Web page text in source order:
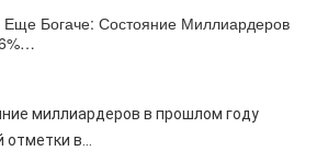
Еще Богаче: Состояние Миллиардеров
миллиардеров в прошлом году
в...